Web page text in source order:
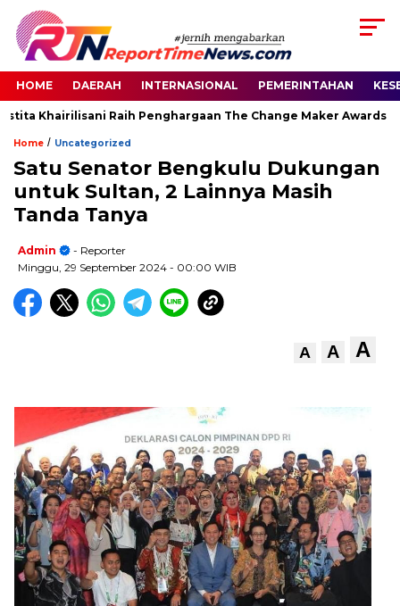
HOME DAERAH INTERNASIONAL PEMERINTAHAN
Khairilisani Raih Penghargaan The Change Maker Awards
Home / Uncategorized
Satu Senator Bengkulu Dukungan
untuk Sultan, 2 Lainnya Masih
Tanda Tanya
Admin
- Reporter
Minggu, 29 September 2024 - 00:00 WIB
A A A